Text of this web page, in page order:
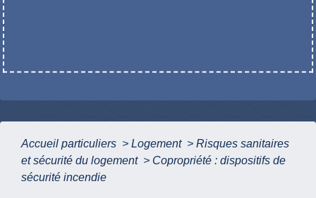
Accueil particuliers > Logement > Risques sanitaires
et sécurité du logement > Copropriété : dispositifs de
sécurité incendie